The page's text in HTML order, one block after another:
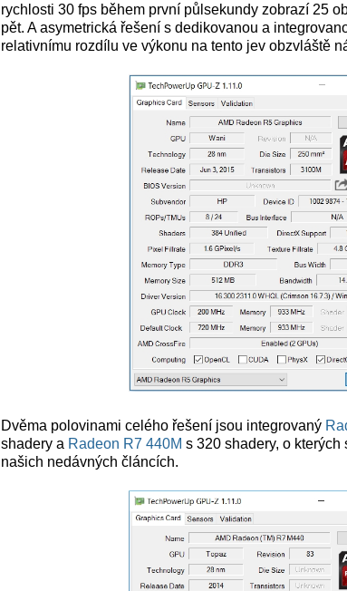
rychlosti 30 fps během první půlsekundy zobrazí 25
pět. A asymetrická řešení s dedikovanou a
relativnímu rozdílu ve výkonu na tento jev obzvláště
Dvěma polovinami celého řešení jsou integrovaný
shadery a Radeon R7 440M s 320 shadery, o
našich nedávných článcích.